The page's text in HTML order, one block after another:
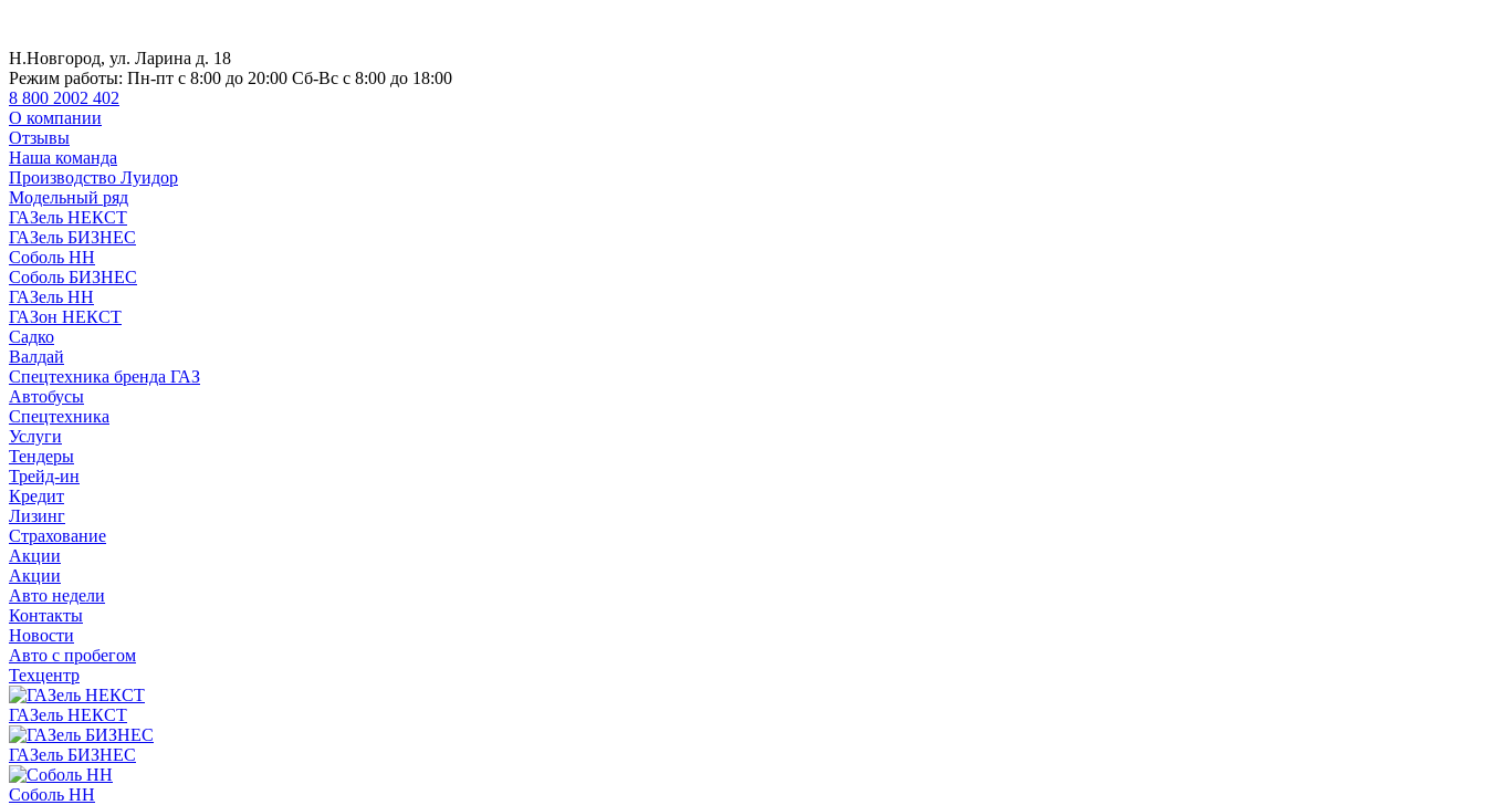
Н.Новгород, ул. Ларина д. 18
Режим работы: Пн-пт с 8:00 до 20:00 Сб-Вс с 8:00 до 18:00
8 800 2002 402
О компании
Отзывы
Наша команда
Производство Луидор
Модельный ряд
ГАЗель НЕКСТ
ГАЗель БИЗНЕС
Соболь НН
Соболь БИЗНЕС
ГАЗель НН
ГАЗон НЕКСТ
Садко
Валдай
Спецтехника бренда ГАЗ
Автобусы
Спецтехника
Услуги
Тендеры
Трейд-ин
Кредит
Лизинг
Страхование
Акции
Акции
Авто недели
Контакты
Новости
Авто с пробегом
Техцентр
ГАЗель НЕКСТ
ГАЗель БИЗНЕС
Соболь НН